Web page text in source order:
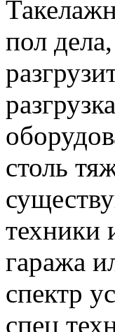
пол
столь
техники
гаража
спектр
спец